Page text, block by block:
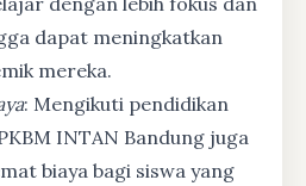
dapat meningkatkan
mereka.
: Mengikuti pendidikan
INTAN Bandung juga
biaya bagi siswa yang